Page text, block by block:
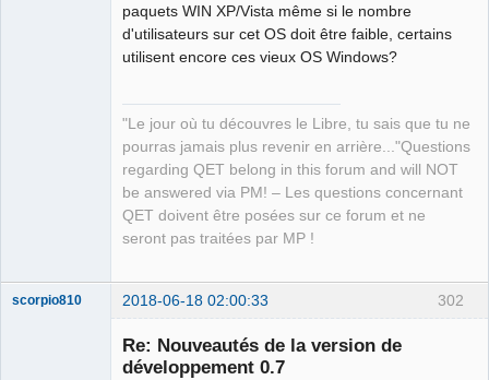
paquets WIN XP/Vista même si le nombre
d'utilisateurs sur cet OS doit être faible, certains
utilisent encore ces vieux OS Windows?
"Le jour où tu découvres le Libre, tu sais que tu ne
pourras jamais plus revenir en arrière..."Questions
regarding QET belong in this forum and will NOT
be answered via PM! – Les questions concernant
QET doivent être posées sur ce forum et ne
seront pas traitées par MP !
302
scorpio810 2018-06-18 02:00:33
Re: Nouveautés de la version de
développement 0.7